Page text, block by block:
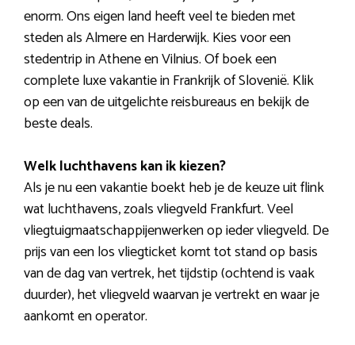
enorm. Ons eigen land heeft veel te bieden met
steden als Almere en Harderwijk. Kies voor een
stedentrip in Athene en Vilnius. Of boek een
complete luxe vakantie in Frankrijk of Slovenië. Klik
op een van de uitgelichte reisbureaus en bekijk de
beste deals.
Welk luchthavens kan ik kiezen?
Als je nu een vakantie boekt heb je de keuze uit flink
wat luchthavens, zoals vliegveld Frankfurt. Veel
vliegtuigmaatschappijenwerken op ieder vliegveld. De
prijs van een los vliegticket komt tot stand op basis
van de dag van vertrek, het tijdstip (ochtend is vaak
duurder), het vliegveld waarvan je vertrekt en waar je
aankomt en operator.